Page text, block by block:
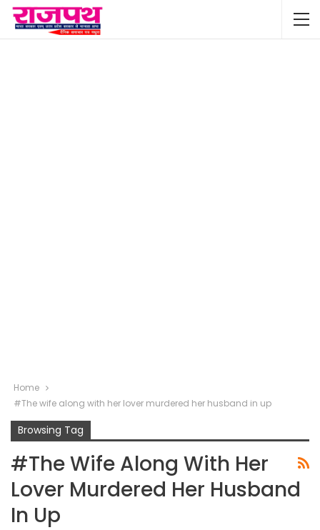
Home
#The wife along with her lover murdered her husband in up
Browsing Tag
#The Wife Along With Her
Lover Murdered Her Husband
In Up